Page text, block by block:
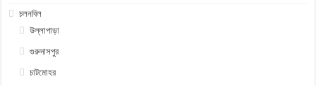
চলনবিল
উল্লাপাড়া
গুরুদাসপুর
চাটমোহর